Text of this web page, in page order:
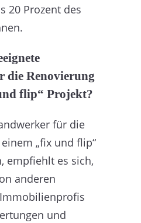
20 Prozent des
die Renovierung
flip“ Projekt?
für die
„fix und flip“
empfiehlt es sich,
anderen
und